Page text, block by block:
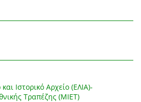
Ιστορικό Αρχείο (ΕΛΙΑ)-
Τραπέζης (ΜΙΕΤ)